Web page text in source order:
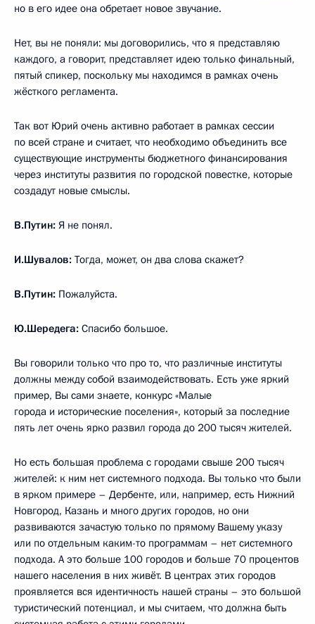
но в его идее она обретает новое звучание.
Нет, вы не поняли: мы договорились, что я представляю
каждого, а говорит, представляет идею только финальный,
пятый спикер, поскольку мы находимся в рамках очень
жёсткого регламента.
Так вот Юрий очень активно работает в рамках сессии
по всей стране и считает, что необходимо объединить все
существующие инструменты бюджетного финансирования
через институты развития по городской повестке, которые
создадут новые смыслы.
В.Путин: Я не понял.
И.Шувалов: Тогда, может, он два слова скажет?
В.Путин: Пожалуйста.
Ю.Шередега: Спасибо большое.
Вы говорили только что про то, что различные институты
должны между собой взаимодействовать. Есть уже яркий
пример, Вы сами знаете, конкурс «Малые
города и исторические поселения», который за последние
пять лет очень ярко развил города до 200 тысяч жителей.
Но есть большая проблема с городами свыше 200 тысяч
жителей: к ним нет системного подхода. Вы только что были
в ярком примере – Дербенте, или, например, есть Нижний
Новгород, Казань и много других городов, но они
развиваются зачастую только по прямому Вашему указу
или по отдельным каким-то программам – нет системного
подхода. А это больше 100 городов и больше 70 процентов
нашего населения в них живёт. В центрах этих городов
проявляется вся идентичность нашей страны – это большой
туристический потенциал, и мы считаем, что должна быть